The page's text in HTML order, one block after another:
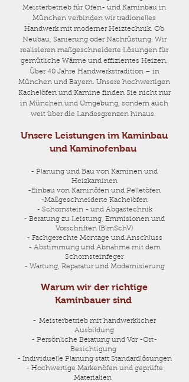
Meisterbetrieb für Ofen- und Kaminbau in
München verbinden wir tradionelles
Handwerk mit moderner Heiztechnik. Ob
Neubau, Sanierung oder Nachrüstung. Wir
realisieren maßgeschneiderte Lösungen für
gemütliche Wärme und effizientes Heizen.
Über 40 Jahre Handwerkstradition – in
München und Bayern. Unsere hochwertigen
Kachelöfen und Kamine finden Sie nicht nur
in München und Umgebung, sondern auch
weit über die Landesgrenzen hinaus. ​
Unsere Leistungen im Kaminbau
und Kaminofenbau
- Planung und Bau von Kaminen und
Heizkaminen
-Einbau von Kaminöfen und Pelletöfen
-Maßgeschneiderte Kachelöfen
- Schornstein - und Abgastechnik
- Beratung zu Leistung, Emmisionen und
Vorschriften (BlmSchV)
- Fachgerechte Montage und Anschluss
- Abstimmung und Abnahme mit dem
Schornsteinfeger
- Wartung, Reparatur und Modernisierung
Warum wir der richtige
Kaminbauer sind
​- Meisterbetrieb mit handwerklicher
Ausbildung
- Persönliche Beratung und Vor -Ort-
Besichtigung
- Individuelle Planung statt Standardlösungen
- Hochwertige Markenöfen und geprüfte
Materialien